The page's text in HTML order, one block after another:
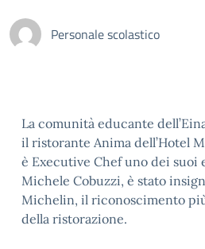
Personale scolastico
La comunità educante
il ristorante Anima dell’Hotel
è Executive Chef uno dei
Michele Cobuzzi, è stato
Michelin, il riconoscimento
della ristorazione.